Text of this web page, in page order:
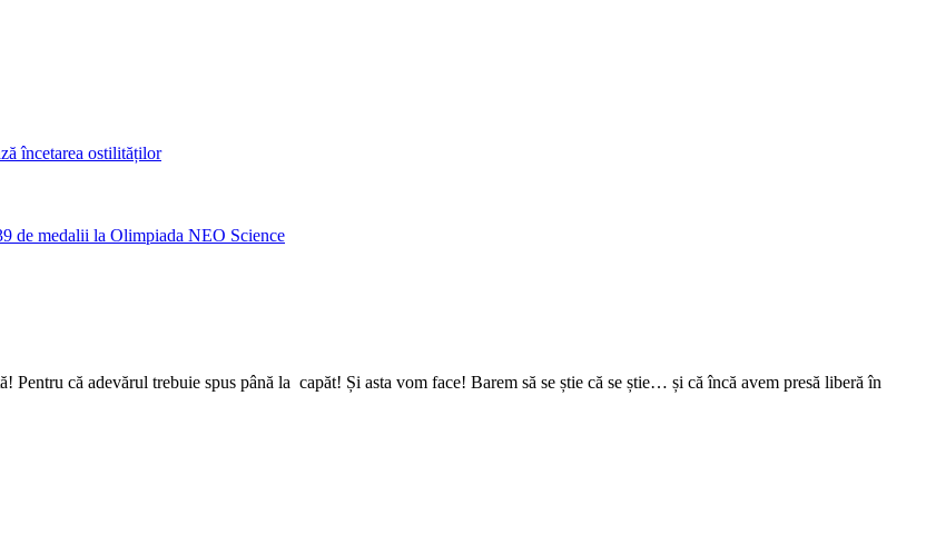
încetarea ostilităților
de medalii la Olimpiada NEO Science
Pentru că adevărul trebuie spus până la capăt! Și asta vom face! Barem să se știe că se știe… și că încă avem presă liberă în